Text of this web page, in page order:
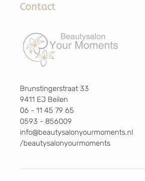
Contact
Brunstingerstraat 33
9411 EJ Beilen
06 - 11 45 79 65
0593 - 856009
info@beautysalonyourmoments.nl
/beautysalonyourmoments